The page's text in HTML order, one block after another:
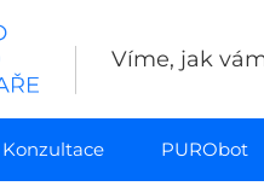
Víme, jak
Konzultace PURObot